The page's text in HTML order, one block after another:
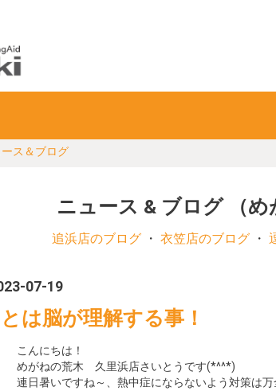
ス＆ブログ
ニュース & ブログ （め
追浜店のブログ ・ 衣笠店のブログ ・
07-19
は脳が理解する事！
こんにちは！
めがねの荒木 久里浜店さいとうです(*^^*)
連日暑いですね～、熱中症にならないよう対策は万